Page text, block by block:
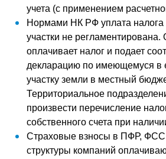
учета (с применением
Нормами НК РФ уплата налога
участки не регламентирована.
оплачивает налог и подает
декларацию по имеющемуся в
участку земли в местный
Территориальное
произвести перечисление
собственного счета при
Страховые взносы в ПФР,
структуры компаний